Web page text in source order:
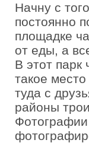
Начну с
постоянно
площадке
от еды, а
В этот парк
такое
туда с
районы